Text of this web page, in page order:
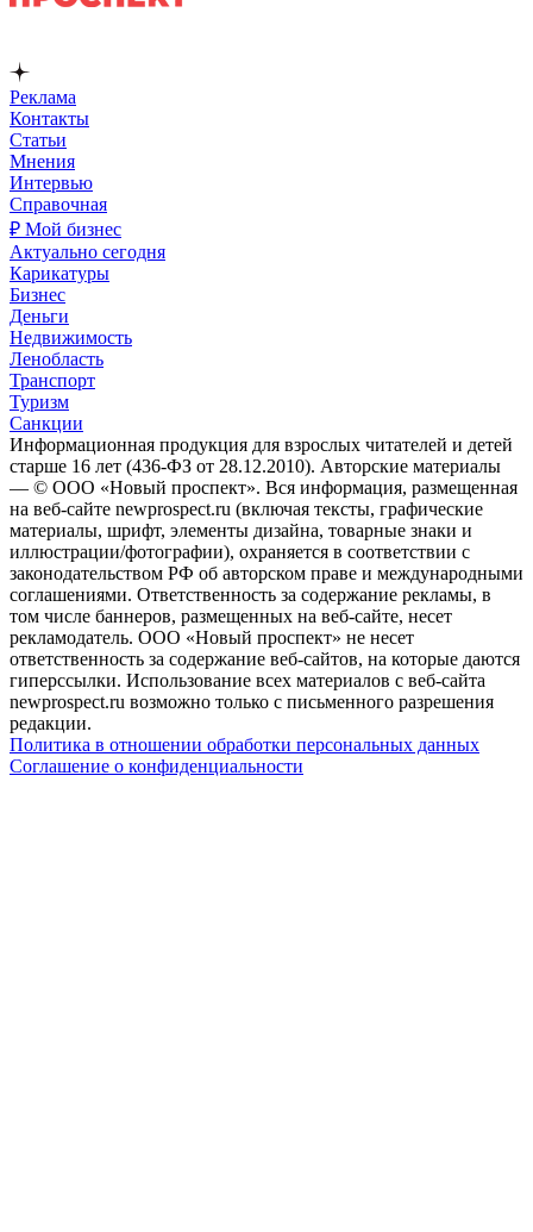
Реклама
Контакты
Статьи
Мнения
Интервью
Справочная
₽ Мой бизнес
Актуально сегодня
Карикатуры
Бизнес
Деньги
Недвижимость
Ленобласть
Транспорт
Туризм
Санкции
Информационная продукция для взрослых читателей и детей
старше 16 лет (436-ФЗ от 28.12.2010). Авторские материалы
— © ООО «Новый проспект». Вся информация, размещенная
на веб-сайте newprospect.ru (включая тексты, графические
материалы, шрифт, элементы дизайна, товарные знаки и
иллюстрации/фотографии), охраняется в соответствии с
законодательством РФ об авторском праве и международными
соглашениями. Ответственность за содержание рекламы, в
том числе баннеров, размещенных на веб-сайте, несет
рекламодатель. ООО «Новый проспект» не несет
ответственность за содержание веб-сайтов, на которые даются
гиперссылки. Использование всех материалов с веб-сайта
newprospect.ru возможно только с письменного разрешения
редакции.
Политика в отношении обработки персональных данных
Соглашение о конфиденциальности